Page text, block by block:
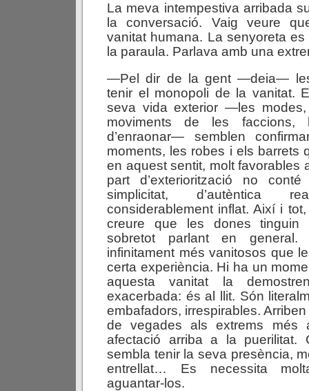
La meva intempestiva arribada
la conversació. Vaig veure
vanitat humana. La senyoreta es
la paraula. Parlava amb una
—Pel dir de la gent —deia—
tenir el monopoli de la vanitat.
seva vida exterior —les
moviments de les faccions,
d’enraonar— semblen
moments, les robes i els barrets
en aquest sentit, molt favorables
part d’exteriorització no
simplicitat, d’autèntica
considerablement inflat. Així i
creure que les dones tinguin
sobretot parlant en
infinitament més vanitosos que
certa experiència. Hi ha un
aquesta vanitat la
exacerbada: és al llit. Són
embafadors, irrespirables.
de vegades als extrems més
afectació arriba a la puerilitat.
sembla tenir la seva presència,
entrellat… Es necessita
aguantar-los.